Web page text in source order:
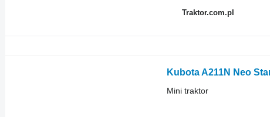
Traktor.com.pl
Kubota A211N Neo
Mini traktor